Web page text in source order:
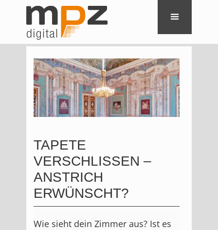
TAPETE
VERSCHLISSEN –
ANSTRICH
ERWÜNSCHT?
Wie sieht dein Zimmer aus? Ist es